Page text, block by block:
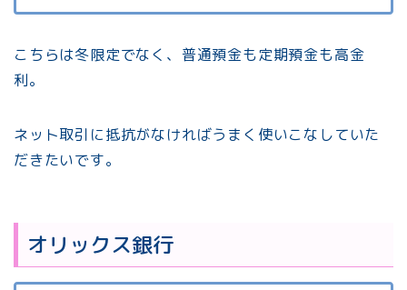
こちらは冬限定でなく、普通預金も定期預金も高金
利。
ネット取引に抵抗がなければうまく使いこなしていた
だきたいです。
オリックス銀行